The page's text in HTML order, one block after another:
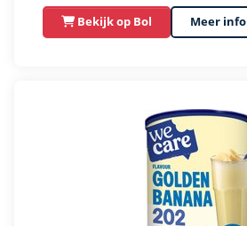
Bekijk op Bol Meer